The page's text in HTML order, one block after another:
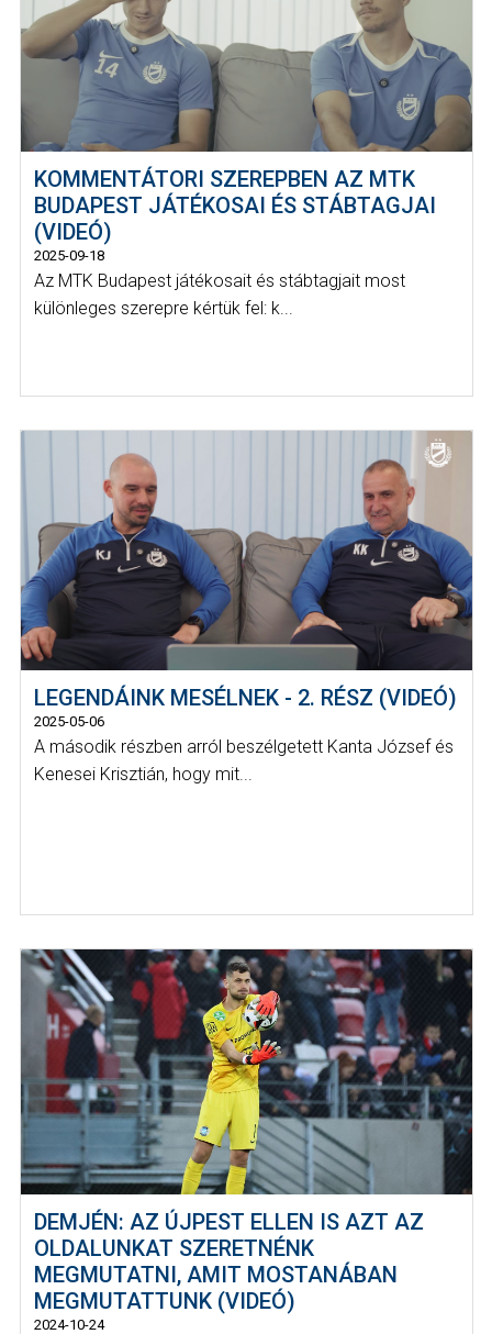
KOMMENTÁTORI SZEREPBEN AZ MTK
BUDAPEST JÁTÉKOSAI ÉS STÁBTAGJAI
(VIDEÓ)
2025-09-18
Az MTK Budapest játékosait és stábtagjait most
különleges szerepre kértük fel: k...
LEGENDÁINK MESÉLNEK - 2. RÉSZ (VIDEÓ)
2025-05-06
A második részben arról beszélgetett Kanta József és
Kenesei Krisztián, hogy mit...
DEMJÉN: AZ ÚJPEST ELLEN IS AZT AZ
OLDALUNKAT SZERETNÉNK
MEGMUTATNI, AMIT MOSTANÁBAN
MEGMUTATTUNK (VIDEÓ)
2024-10-24